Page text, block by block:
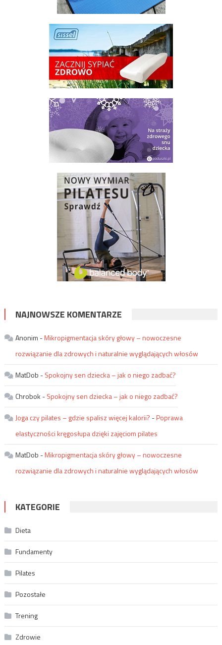
NAJNOWSZE KOMENTARZE
Anonim -Mikropigmentacja skóry głowy – nowoczesne
rozwiązanie dla zdrowych i naturalnie wyglądających włosów
MatDob -Spokojny sen dziecka – jak o niego zadbać?
Chrobok -Spokojny sen dziecka – jak o niego zadbać?
Joga czy pilates – gdzie spalisz więcej kalorii? -Poprawa
elastyczności kręgosłupa dzięki zajęciom pilates
MatDob -Mikropigmentacja skóry głowy – nowoczesne
rozwiązanie dla zdrowych i naturalnie wyglądających włosów
KATEGORIE
Dieta
Fundamenty
Pilates
Pozostałe
Trening
Zdrowie